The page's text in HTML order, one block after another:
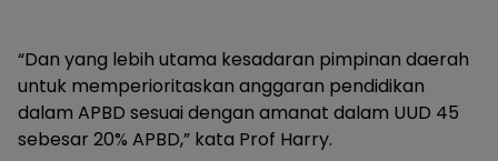
“Dan yang lebih utama kesadaran pimpinan daerah
untuk memperioritaskan anggaran pendidikan
dalam APBD sesuai dengan amanat dalam UUD 45
sebesar 20% APBD,” kata Prof Harry.